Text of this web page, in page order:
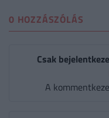
0 HOZZÁSZÓLÁS
Csak
A